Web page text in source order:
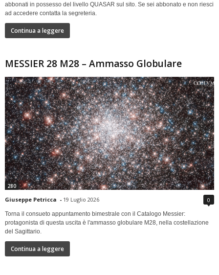
abbonati in possesso del livello QUASAR sul sito. Se sei abbonato e non riesci
ad accedere contatta la segreteria.
Continua a leggere
MESSIER 28 M28 – Ammasso Globulare
280
Giuseppe Petricca - 19 Luglio 2026 0
Torna il consueto appuntamento bimestrale con il Catalogo Messier:
protagonista di questa uscita è l'ammasso globulare M28, nella costellazione
del Sagittario.
Continua a leggere